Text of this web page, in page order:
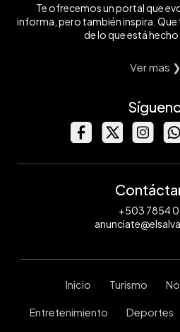
Te ofrecemos un portal que
informa, pero también inspira.
de lo que está hecho
Ver mas ❯
+503 7854
Inicio Turismo
Entretenimiento Deportes